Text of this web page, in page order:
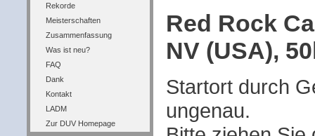
Rekorde
Meisterschaften
Zusammenfassung
Was ist neu?
FAQ
Dank
Kontakt
LADM
Zur DUV Homepage
Red Rock
NV (USA),
Startort durch
ungenau.